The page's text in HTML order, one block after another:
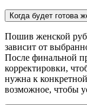
Когда будет готова
Пошив женской
зависит от
После финальной
корректировки,
нужна к
возможное, чтобы